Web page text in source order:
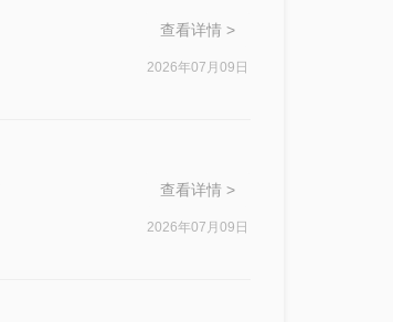
查看详情 >
2026年07月09日
查看详情 >
2026年07月09日